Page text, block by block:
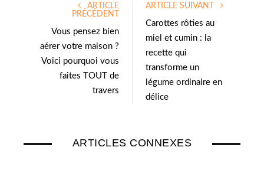
t
r
e
I
ARTICLE
PRÉCÉDENT
Vous pensez bien
aérer votre maison ?
Voici pourquoi vous
faites TOUT de
travers
ARTICLE SUIVANT
Carottes rôties au
miel et cumin : la
recette qui
transforme un
légume ordinaire en
délice
ARTICLES CONNEXES